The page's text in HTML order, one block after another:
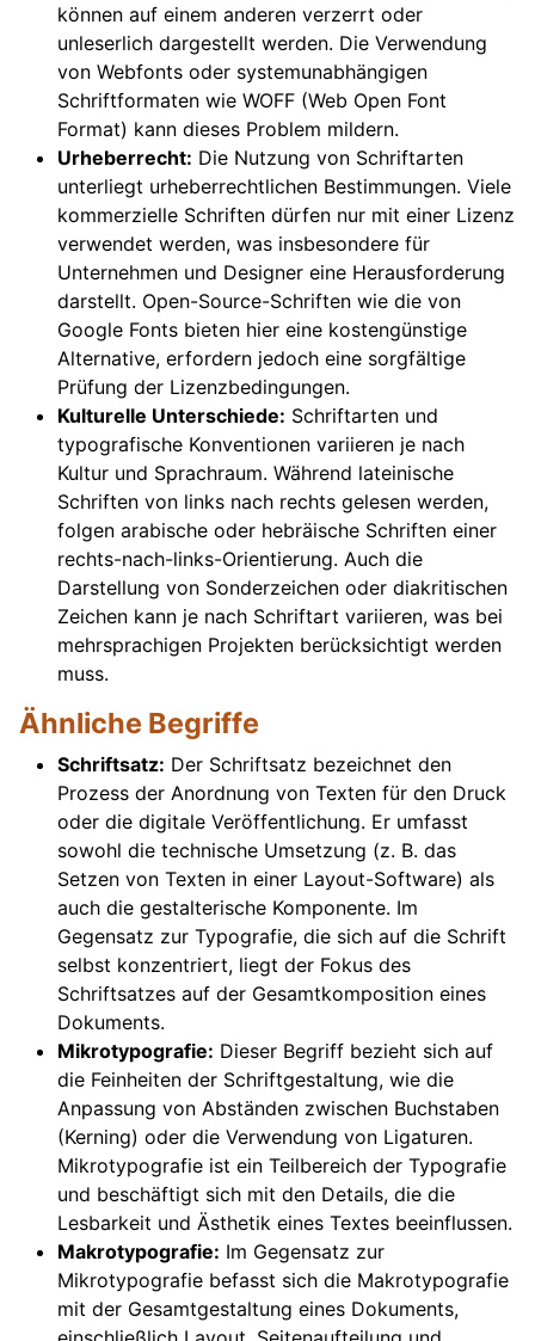
können auf einem anderen verzerrt oder
unleserlich dargestellt werden. Die Verwendung
von Webfonts oder systemunabhängigen
Schriftformaten wie WOFF (Web Open Font
Format) kann dieses Problem mildern.
Urheberrecht: Die Nutzung von Schriftarten
unterliegt urheberrechtlichen Bestimmungen. Viele
kommerzielle Schriften dürfen nur mit einer Lizenz
verwendet werden, was insbesondere für
Unternehmen und Designer eine Herausforderung
darstellt. Open-Source-Schriften wie die von
Google Fonts bieten hier eine kostengünstige
Alternative, erfordern jedoch eine sorgfältige
Prüfung der Lizenzbedingungen.
Kulturelle Unterschiede: Schriftarten und
typografische Konventionen variieren je nach
Kultur und Sprachraum. Während lateinische
Schriften von links nach rechts gelesen werden,
folgen arabische oder hebräische Schriften einer
rechts-nach-links-Orientierung. Auch die
Darstellung von Sonderzeichen oder diakritischen
Zeichen kann je nach Schriftart variieren, was bei
mehrsprachigen Projekten berücksichtigt werden
muss.
Ähnliche Begriffe
Schriftsatz: Der Schriftsatz bezeichnet den
Prozess der Anordnung von Texten für den Druck
oder die digitale Veröffentlichung. Er umfasst
sowohl die technische Umsetzung (z. B. das
Setzen von Texten in einer Layout-Software) als
auch die gestalterische Komponente. Im
Gegensatz zur Typografie, die sich auf die Schrift
selbst konzentriert, liegt der Fokus des
Schriftsatzes auf der Gesamtkomposition eines
Dokuments.
Mikrotypografie: Dieser Begriff bezieht sich auf
die Feinheiten der Schriftgestaltung, wie die
Anpassung von Abständen zwischen Buchstaben
(Kerning) oder die Verwendung von Ligaturen.
Mikrotypografie ist ein Teilbereich der Typografie
und beschäftigt sich mit den Details, die die
Lesbarkeit und Ästhetik eines Textes beeinflussen.
Makrotypografie: Im Gegensatz zur
Mikrotypografie befasst sich die Makrotypografie
mit der Gesamtgestaltung eines Dokuments,